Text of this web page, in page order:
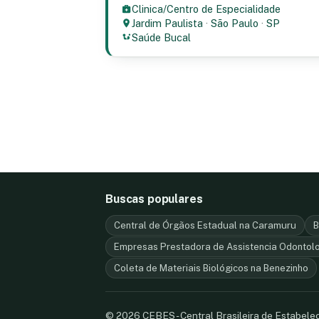
Clinica/Centro de Especialidade
Jardim Paulista ·São Paulo ·SP
Saúde Bucal
Buscas populares
Central de Órgãos Estadual na Caramuru
Empresas Prestadora de Assistencia
Coleta de Materiais Biológicos na Benezinho
© 2026 CEBES - Central Brasileira de